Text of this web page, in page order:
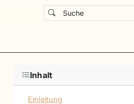
Suche
Inhalt
Einleitung